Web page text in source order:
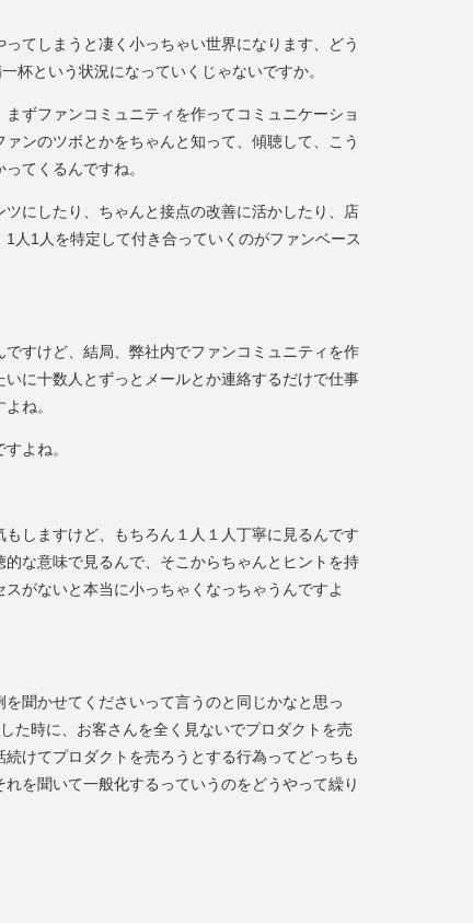
てしまうと凄く小っちゃい世界になります、どう
杯という状況になっていくじゃないですか。
ずファンコミュニティを作ってコミュニケーショ
ンのツボとかをちゃんと知って、傾聴して、こう
てくるんですね。
にしたり、ちゃんと接点の改善に活かしたり、店
人1人を特定して付き合っていくのがファンベース
すけど、結局、弊社内でファンコミュニティを作
に十数人とずっとメールとか連絡するだけで仕事
ね。
よね。
しますけど、もちろん１人１人丁寧に見るんです
な意味で見るんで、そこからちゃんとヒントを持
がないと本当に小っちゃくなっちゃうんですよ
聞かせてくださいって言うのと同じかなと思っ
た時に、お客さんを全く見ないでプロダクトを売
けてプロダクトを売ろうとする行為ってどっちも
を聞いて一般化するっていうのをどうやって繰り